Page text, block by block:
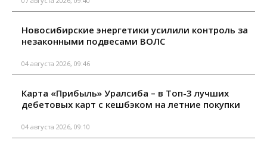
Новосибирские энергетики усилили контроль за
незаконными подвесами ВОЛС
04 августа 2026, 09:46
Карта «Прибыль» Уралсиба – в Топ-3 лучших
дебетовых карт с кешбэком на летние покупки
04 августа 2026, 09:10